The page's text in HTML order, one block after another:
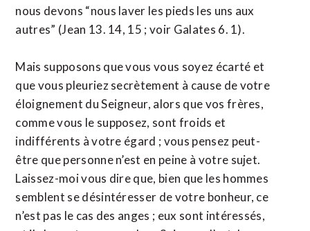
nous devons “nous laver les pieds les uns aux
autres” (Jean 13. 14, 15 ; voir Galates 6. 1).
Mais supposons que vous vous soyez écarté et
que vous pleuriez secrètement à cause de votre
éloignement du Seigneur, alors que vos frères,
comme vous le supposez, sont froids et
indifférents à votre égard ; vous pensez peut-
être que personne n’est en peine à votre sujet.
Laissez-moi vous dire que, bien que les hommes
semblent se désintéresser de votre bonheur, ce
n’est pas le cas des anges ; eux sont intéressés,